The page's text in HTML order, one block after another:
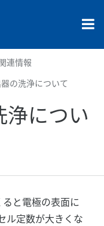
連情報
の洗浄について
につい
と電極の表面に
ル定数が大きくな